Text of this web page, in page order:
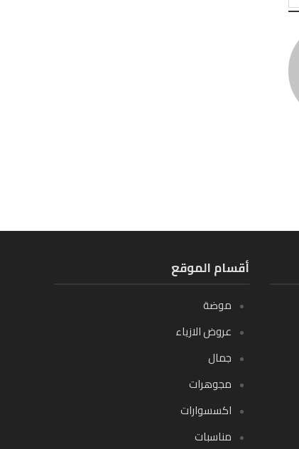
أقسام الموقع
موضة
عروض الازياء
جمال
مجوهرات
اكسسوارات
مناسبات